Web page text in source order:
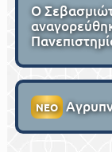
Ο
ΝΕΟ